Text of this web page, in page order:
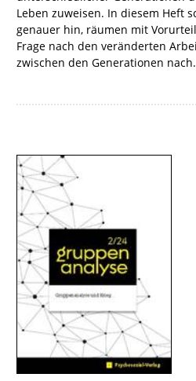
Leben zuweisen. In diesem Heft
genauer hin, räumen mit
Frage nach den veränderten
zwischen den Generationen nach.